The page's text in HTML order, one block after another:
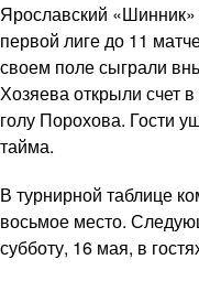
Ярославский
первой лиге до 11
своем поле сыграли
Хозяева открыли счет
голу Порохова. Гости
тайма.
В турнирной таблице
восьмое место.
субботу, 16 мая, в